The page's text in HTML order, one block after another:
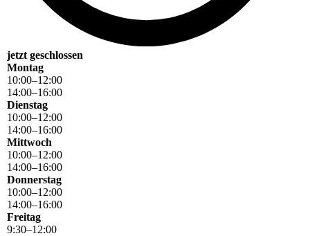
jetzt geschlossen
Montag
10:00–12:00
14:00–16:00
Dienstag
10:00–12:00
14:00–16:00
Mittwoch
10:00–12:00
14:00–16:00
Donnerstag
10:00–12:00
14:00–16:00
Freitag
9:30–12:00